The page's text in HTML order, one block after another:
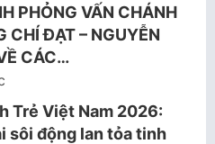
PHỎNG VẤN CHÁNH
CHÍ ĐẠT – NGUYỄN
CÁC…
Trẻ Việt Nam 2026:
sôi động lan tỏa tinh